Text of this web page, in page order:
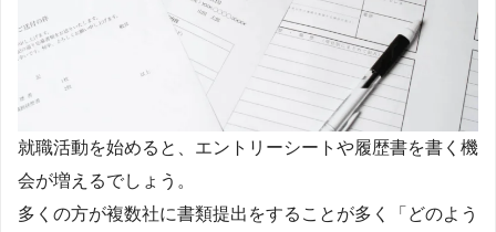
就職活動を始めると、エントリーシートや履歴書を書く機
会が増えるでしょう。
多くの方が複数社に書類提出をすることが多く「どのよう